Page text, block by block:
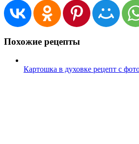
Похожие рецепты
Картошка в духовке рецепт с